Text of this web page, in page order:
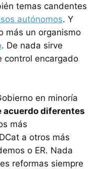
temas candentes
autónomos. Y
más un organismo
. De nada sirve
control encargado
en minoría
acuerdo diferentes
más
a otros más
o ER. Nada
reformas siempre